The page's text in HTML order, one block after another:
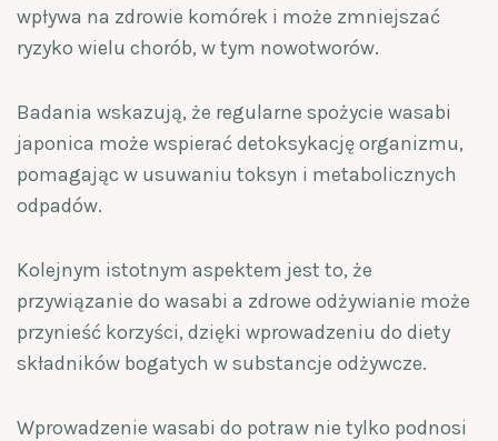
wpływa na zdrowie komórek i może zmniejszać
ryzyko wielu chorób, w tym nowotworów.
Badania wskazują, że regularne spożycie wasabi
japonica może wspierać detoksykację organizmu,
pomagając w usuwaniu toksyn i metabolicznych
odpadów.
Kolejnym istotnym aspektem jest to, że
przywiązanie do wasabi a zdrowe odżywianie może
przynieść korzyści, dzięki wprowadzeniu do diety
składników bogatych w substancje odżywcze.
Wprowadzenie wasabi do potraw nie tylko podnosi